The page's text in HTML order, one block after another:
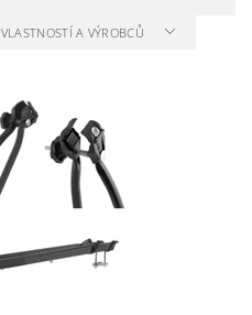
A VÝROBCŮ